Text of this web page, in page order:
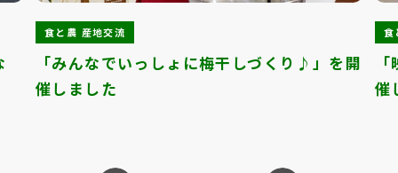
食と農 産地交流
「みんなでいっしょに梅干しづくり♪」を開
催しました
食
催